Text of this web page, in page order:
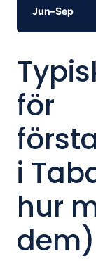
Jun–Sep
för
i
hur
dem)